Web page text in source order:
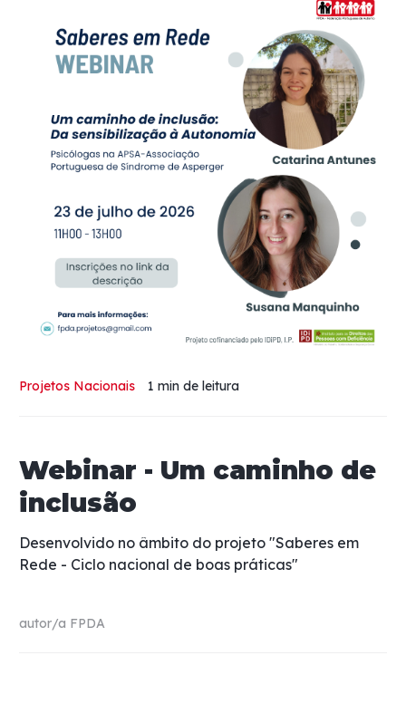
Projetos Nacionais 1 min de leitura
Webinar - Um caminho de
inclusão
Desenvolvido no âmbito do projeto "Saberes em
Rede - Ciclo nacional de boas práticas"
autor/a FPDA